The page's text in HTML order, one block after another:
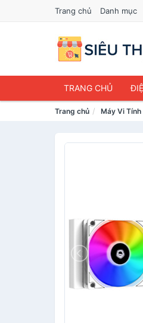
Trang chủ Danh mục
TRANG CHỦ
Trang chủ Máy Vi